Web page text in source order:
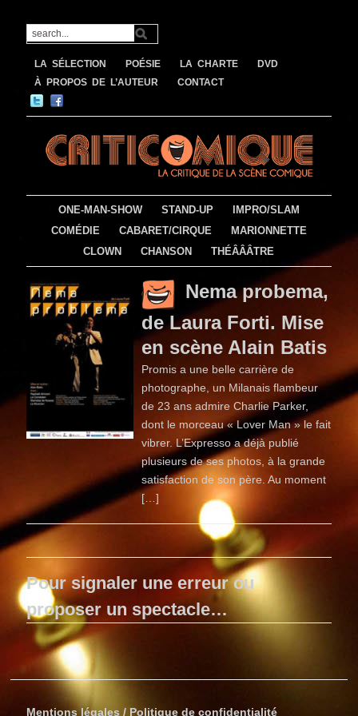
LA SÉLECTION POÉSIE LA CHARTE
DVD
À PROPOS DE L’AUTEUR
CONTACT
ONE-MAN-SHOW STAND-UP
IMPRO/SLAM
COMÉDIE
CABARET/CIRQUE
MARIONNETTE
CLOWN
CHANSON THÉÂÂÂTRE
Nema probema,
de Laura Forti. Mise
en scène Alain Batis
Promis a une belle carrière de
photographe, un Milanais flambeur
de 23 ans admire Charlie Parker,
dont le morceau « Lover Man » le fait
vibrer. L’Expresso a déjà publié
plusieurs de ses photos, à la grande
satisfaction de son père. Au moment
[…]
Pour signaler une erreur ou
proposer un spectacle…
Mentions légales / Politique de confidentialité